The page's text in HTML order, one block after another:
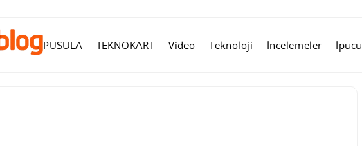
PUSULA TEKNOKART Video Teknoloji İncelemeler İpucu